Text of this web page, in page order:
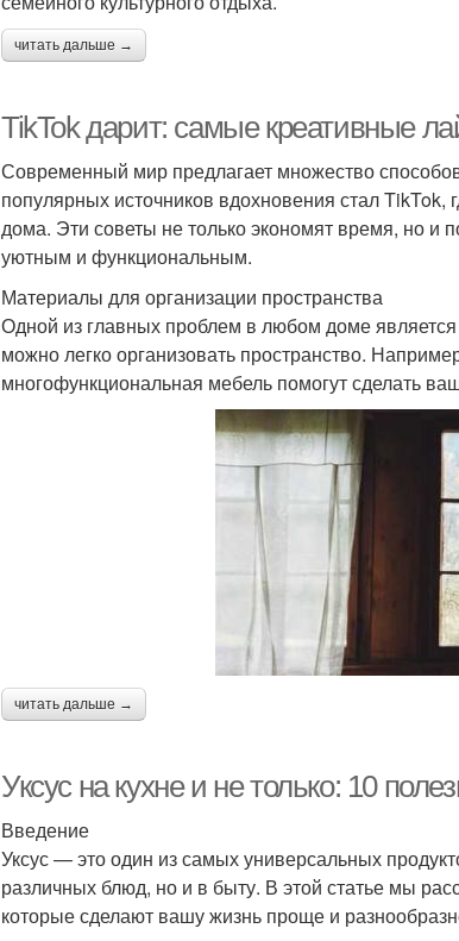
читать дальше →
TikTok дарит: самые креативные
Современный мир предлагает множество
популярных источников вдохновения стал
дома. Эти советы не только экономят время, но и
уютным и функциональным.
Материалы для организации пространства
Одной из главных проблем в любом доме
можно легко организовать пространство.
многофункциональная мебель помогут сделать
читать дальше →
Уксус на кухне и не только: 10
Введение
Уксус — это один из самых универсальных
различных блюд, но и в быту. В этой статье мы
которые сделают вашу жизнь проще и